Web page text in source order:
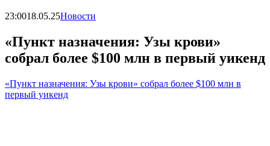
23:0018.05.25Новости
«Пункт назначения: Узы крови»
собрал более $100 млн в первый уикенд
«Пункт назначения: Узы крови» собрал более $100 млн в
первый уикенд